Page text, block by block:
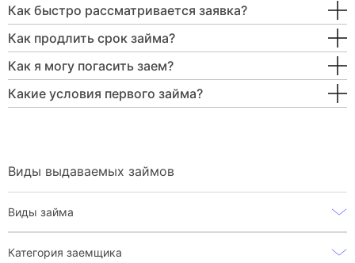
Как быстро рассматривается заявка?
Как продлить срок займа?
Как я могу погасить заем?
Какие условия первого займа?
Виды выдаваемых займов
Виды займа
Категория заемщика